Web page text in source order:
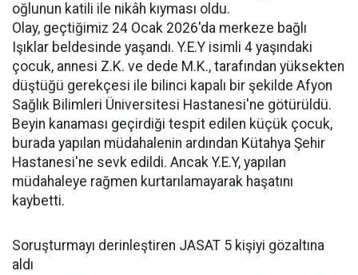
oğlunun katili ile nikâh kıyması oldu.
Olay, geçtiğimiz 24 Ocak 2026'da merkeze bağlı
Işıklar beldesinde yaşandı. Y.E.Y isimli 4 yaşındaki
çocuk, annesi Z.K. ve dede M.K., tarafından yüksekten
düştüğü gerekçesi ile bilinci kapalı bir şekilde Afyon
Sağlık Bilimleri Üniversitesi Hastanesi'ne götürüldü.
Beyin kanaması geçirdiği tespit edilen küçük çocuk,
burada yapılan müdahalenin ardından Kütahya Şehir
Hastanesi'ne sevk edildi. Ancak Y.E.Y, yapılan
müdahaleye rağmen kurtarılamayarak haşatını
kaybetti.
Soruşturmayı derinleştiren JASAT 5 kişiyi gözaltına
aldı